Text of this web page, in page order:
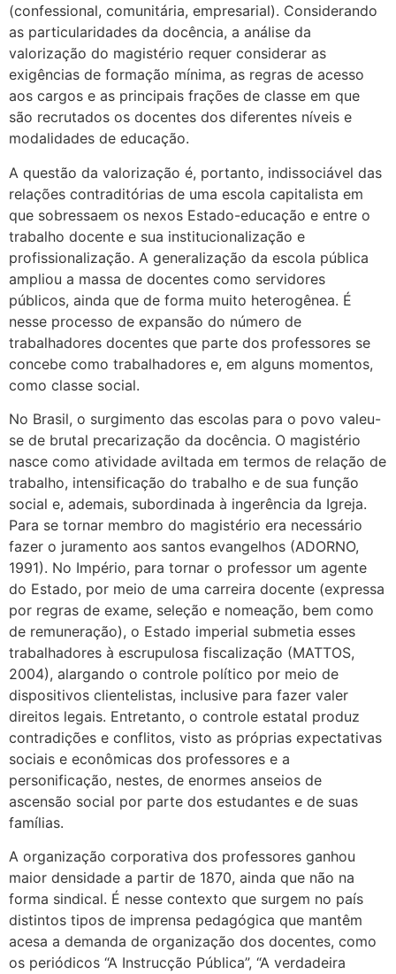
(confessional, comunitária, empresarial). Considerando
as particularidades da docência, a análise da
valorização do magistério requer considerar as
exigências de formação mínima, as regras de acesso
aos cargos e as principais frações de classe em que
são recrutados os docentes dos diferentes níveis e
modalidades de educação.
A questão da valorização é, portanto, indissociável das
relações contraditórias de uma escola capitalista em
que sobressaem os nexos Estado-educação e entre o
trabalho docente e sua institucionalização e
profissionalização. A generalização da escola pública
ampliou a massa de docentes como servidores
públicos, ainda que de forma muito heterogênea. É
nesse processo de expansão do número de
trabalhadores docentes que parte dos professores se
concebe como trabalhadores e, em alguns momentos,
como classe social.
No Brasil, o surgimento das escolas para o povo valeu-
se de brutal precarização da docência. O magistério
nasce como atividade aviltada em termos de relação de
trabalho, intensificação do trabalho e de sua função
social e, ademais, subordinada à ingerência da Igreja.
Para se tornar membro do magistério era necessário
fazer o juramento aos santos evangelhos (ADORNO,
1991). No Império, para tornar o professor um agente
do Estado, por meio de uma carreira docente (expressa
por regras de exame, seleção e nomeação, bem como
de remuneração), o Estado imperial submetia esses
trabalhadores à escrupulosa fiscalização (MATTOS,
2004), alargando o controle político por meio de
dispositivos clientelistas, inclusive para fazer valer
direitos legais. Entretanto, o controle estatal produz
contradições e conflitos, visto as próprias expectativas
sociais e econômicas dos professores e a
personificação, nestes, de enormes anseios de
ascensão social por parte dos estudantes e de suas
famílias.
A organização corporativa dos professores ganhou
maior densidade a partir de 1870, ainda que não na
forma sindical. É nesse contexto que surgem no país
distintos tipos de imprensa pedagógica que mantêm
acesa a demanda de organização dos docentes, como
os periódicos “A Instrucção Pública”, “A verdadeira